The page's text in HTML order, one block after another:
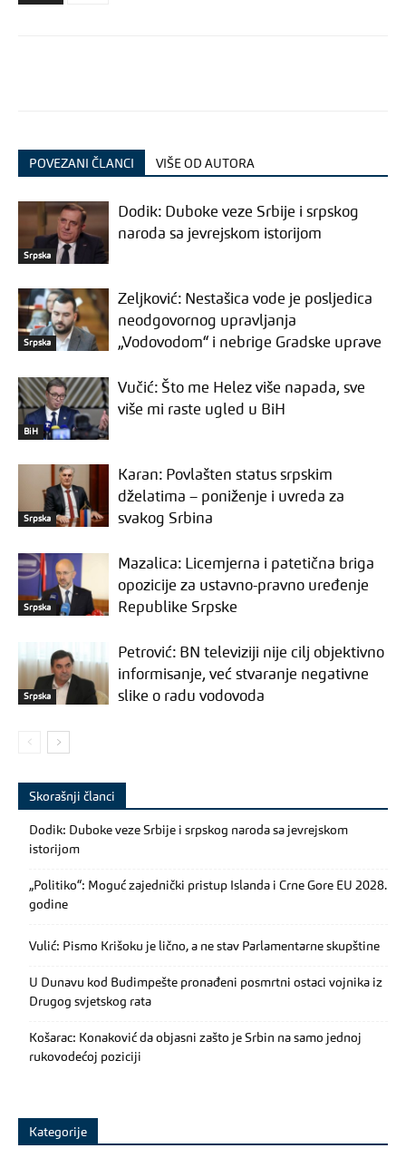
POVEZANI ČLANCI VIŠE OD AUTORA
Srpska
Dodik: Duboke veze Srbije i srpskog
naroda sa jevrejskom istorijom
Srpska
Zeljković: Nestašica vode je posljedica
neodgovornog upravljanja
„Vodovodom“ i nebrige Gradske uprave
BiH
Vučić: Što me Helez više napada, sve
više mi raste ugled u BiH
Srpska
Karan: Povlašten status srpskim
dželatima – poniženje i uvreda za
svakog Srbina
Srpska
Mazalica: Licemjerna i patetična briga
opozicije za ustavno-pravno uređenje
Republike Srpske
Srpska
Petrović: BN televiziji nije cilj objektivno
informisanje, već stvaranje negativne
slike o radu vodovoda
Skorašnji članci
Dodik: Duboke veze Srbije i srpskog naroda sa jevrejskom
istorijom
„Politiko“: Moguć zajednički pristup Islanda i Crne Gore EU 2028.
godine
Vulić: Pismo Krišoku je lično, a ne stav Parlamentarne skupštine
U Dunavu kod Budimpešte pronađeni posmrtni ostaci vojnika iz
Drugog svjetskog rata
Košarac: Konaković da objasni zašto je Srbin na samo jednoj
rukovodećoj poziciji
Kategorije